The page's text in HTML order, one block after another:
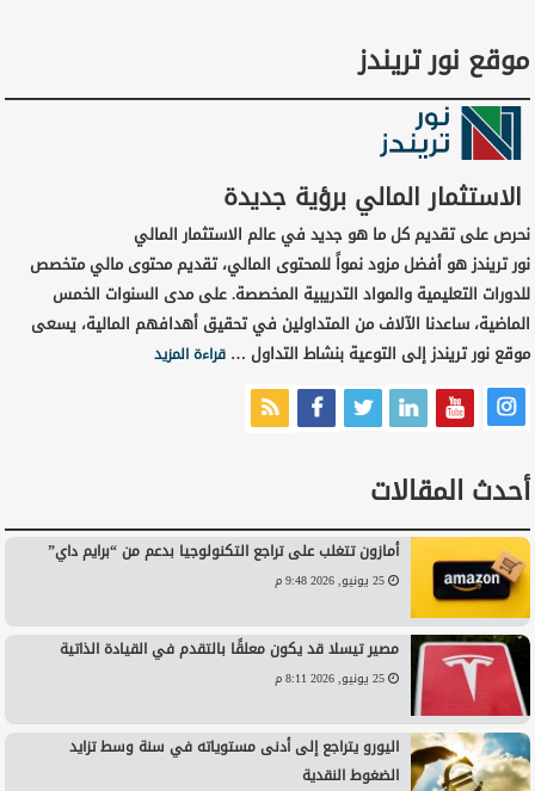
موقع نور تريندز
الاستثمار المالي برؤية جديدة
نحرص على تقديم كل ما هو جديد في عالم الاستثمار المالي
نور تريندز هو أفضل مزود نمواً للمحتوى المالي، تقديم محتوى مالي متخصص
للدورات التعليمية والمواد التدريبية المخصصة. على مدى السنوات الخمس
الماضية، ساعدنا الآلاف من المتداولين في تحقيق أهدافهم المالية، يسعى
موقع نور تريندز إلى التوعية بنشاط التداول …قراءة المزيد
أحدث المقالات
أمازون تتغلب على تراجع التكنولوجيا بدعم من “برايم داي”
25 يونيو, 2026 9:48 م
مصير تيسلا قد يكون معلقًا بالتقدم في القيادة الذاتية
25 يونيو, 2026 8:11 م
اليورو يتراجع إلى أدنى مستوياته في سنة وسط تزايد
الضغوط النقدية